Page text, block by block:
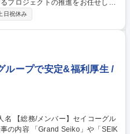
プロジェクトの推進をお任せしま
定のプロジェクトは下記の通りで
の確立【オフィス総務チーム】■
従業員の働き方改革×オフィス面
、役割や領域の統合・拡張を見据
募集しています。 募集職種
ジメント×バックオフィス全般
日祝休み
ループで安定&福利厚生 /